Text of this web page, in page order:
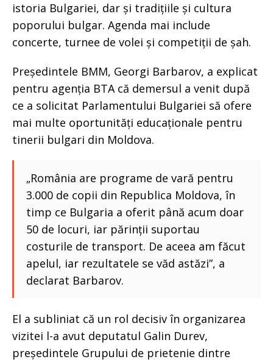
istoria Bulgariei, dar și tradițiile și cultura
poporului bulgar. Agenda mai include
concerte, turnee de volei și competiții de șah.
Președintele BMM, Georgi Barbarov, a explicat
pentru agenția BTA că demersul a venit după
ce a solicitat Parlamentului Bulgariei să ofere
mai multe oportunități educaționale pentru
tinerii bulgari din Moldova.
„România are programe de vară pentru
3.000 de copii din Republica Moldova, în
timp ce Bulgaria a oferit până acum doar
50 de locuri, iar părinții suportau
costurile de transport. De aceea am făcut
apelul, iar rezultatele se văd astăzi”, a
declarat Barbarov.
El a subliniat că un rol decisiv în organizarea
vizitei l-a avut deputatul Galin Durev,
președintele Grupului de prietenie dintre